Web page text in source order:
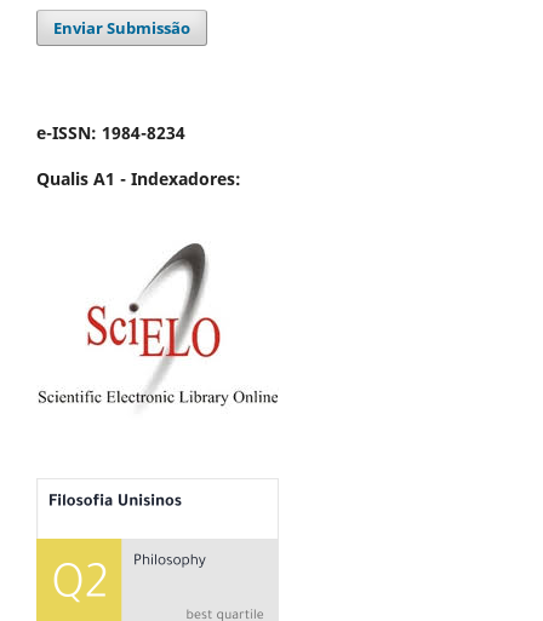
Enviar Submissão
e-ISSN: 1984-8234
Qualis A1 - Indexadores: